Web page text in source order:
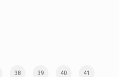
38 39 40 41